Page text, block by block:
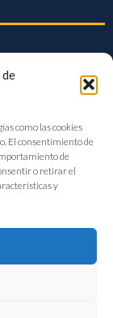
como las cookies
El consentimiento de
de
o retirar el
y
y Bebidas